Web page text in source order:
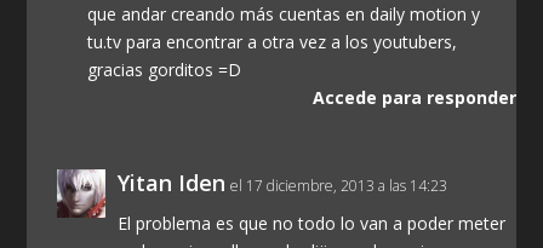
que andar creando más cuentas en daily motion y
tu.tv para encontrar a otra vez a los youtubers,
gracias gorditos =D
Accede para responder
Yitan Iden el 17 diciembre, 2013 a las 14:23
El problema es que no todo lo van a poder meter